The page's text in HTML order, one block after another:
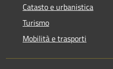
Catasto e urbanistica
Turismo
Mobilità e trasporti